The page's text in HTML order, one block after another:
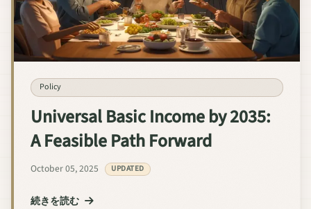
Policy
Universal Basic Income by 2035:
A Feasible Path Forward
October 05, 2025 UPDATED
続きを読む